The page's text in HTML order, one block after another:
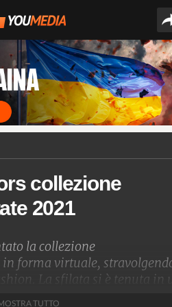
collezione
2021
la collezione
forma virtuale,
La sfilata si è tenuta in
TUTTO